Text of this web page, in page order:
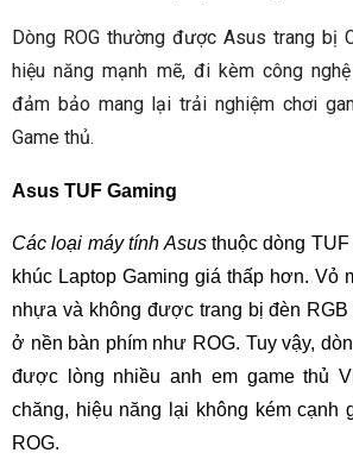
Dòng ROG thường được Asus trang bị
hiệu năng mạnh mẽ, đi kèm công
đảm bảo mang lại trải nghiệm chơi
Game thủ.
Asus TUF Gaming
Các loại máy tính Asusthuộc dòng TUF
khúc Laptop Gaming giá thấp hơn. Vỏ
nhựa và không được trang bị đèn RGB
ở nền bàn phím như ROG. Tuy vậy,
được lòng nhiều anh em game thủ
chăng, hiệu năng lại không kém cạnh
ROG.